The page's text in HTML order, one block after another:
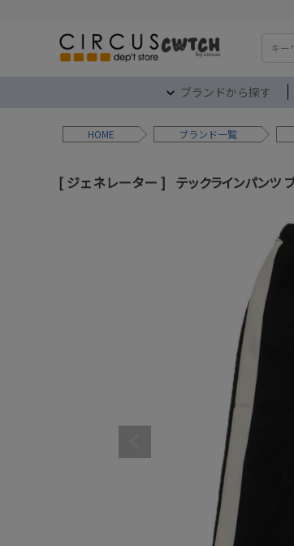
検索
ブランドから探す
HOME ブランド
ジェネレーター テックラインパンツ